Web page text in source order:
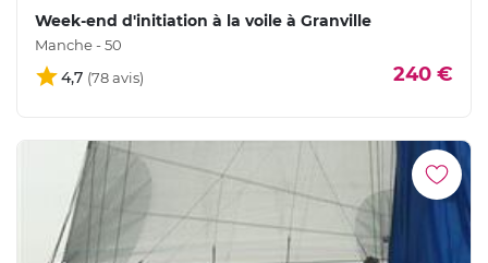
Week-end d'initiation à la voile à Granville
Manche - 50
4,7 240 €